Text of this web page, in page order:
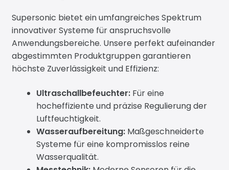
e
Konta
Supersonic bietet ein umfangreiches Spektrum
innovativer Systeme für anspruchsvolle
Anwendungsbereiche. Unsere perfekt aufeinander
abgestimmten Produktgruppen garantieren
höchste Zuverlässigkeit und Effizienz:
Ultraschallbefeuchter:Für eine
hocheffiziente und präzise Regulierung der
Luftfeuchtigkeit.
Wasseraufbereitung:Maßgeschneiderte
Systeme für eine kompromisslos reine
Wasserqualität.